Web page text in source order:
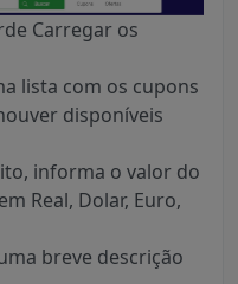
Carregar os
lista com os cupons
disponíveis
informa o valor do
Real, Dolar, Euro,
breve descrição